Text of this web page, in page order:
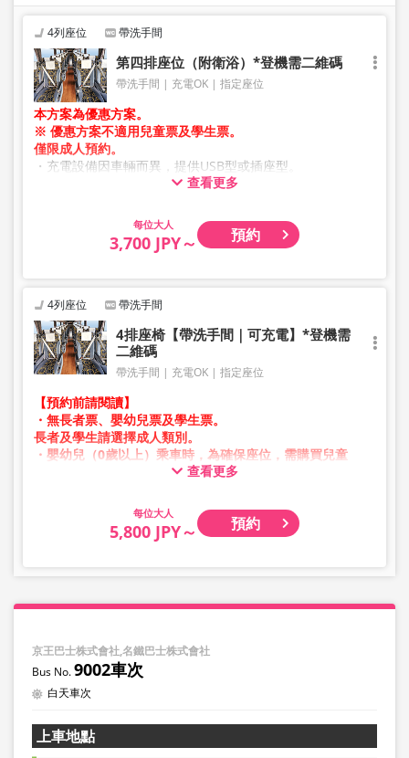
案進行預約。
4列座位 帶洗手間
第四排座位（附衛浴）*登機需二維碼
帶洗手間 充電OK 指定座位
本方案為優惠方案。
※ 優惠方案不適用兒童票及學生票。
僅限成人預約。
・充電設備因車輛而異，提供USB型或插座型。
・因加班車或車輛維修等因素，車輛及座位規格可能於未事
查看更多
大人
3,700 JPY～ 預約
4列座位 帶洗手間
4排座椅【帶洗手間｜可充電】*登機需
二維碼
帶洗手間 充電OK 指定座位
【預約前請閱讀】
・無長者票、嬰幼兒票及學生票。
長者及學生請選擇成人類別。
・嬰幼兒（0歲以上）乘車時，為確保座位，需購買兒童
・凌晨1點至5點期間因系統維護，無法進行預約。
・庫存狀況並非即時顯示。
・部分站點可能不提供相關服務。
查看更多
大人
5,800 JPY～ 預約
京王巴士株式會社,名鐵巴士株式會社
9002車次
白天車次
上車地點